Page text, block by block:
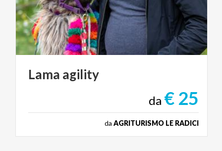
Lama agility
da € 25
da AGRITURISMO LE RADICI